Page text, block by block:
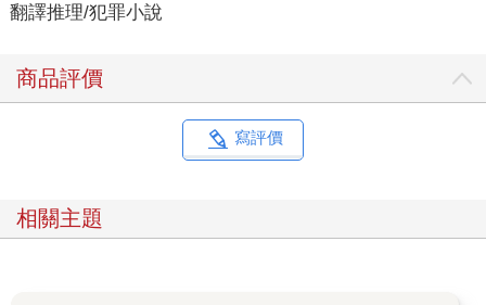
克里斯欽走在她身旁，兩人都不發一語。島上吹著強勁的風，不
「我們春天搬來住在我家的房子，去年夏天也在島上過的。這
邊……」她頓了一下，「很難找到這樣的地方了。」
克里斯欽非常同意；小島確實景色宜人，海灣湛藍的海水環繞碧
綠的草原，襯著高聳的埃夏山。然而他覺得歐樂芙的口氣聽起來
她繼續尷尬地說，「離我們家不遠了，大概在宅邸和舊學校中
間。」
翻譯推理/犯罪小說
商品評價
寫評價
相關主題